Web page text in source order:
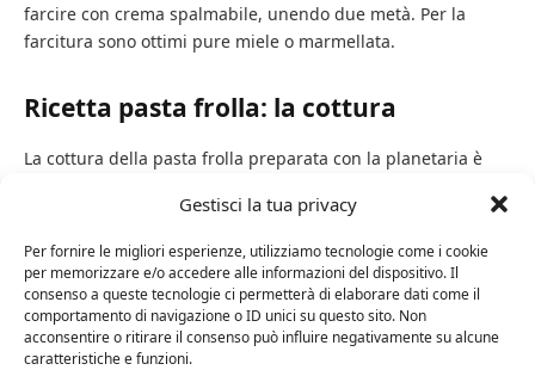
Gestisci la tua privacy
Per fornire le migliori esperienze, utilizziamo tecnologie come i cookie
per memorizzare e/o accedere alle informazioni del dispositivo. Il
consenso a queste tecnologie ci permetterà di elaborare dati come il
comportamento di navigazione o ID unici su questo sito. Non
acconsentire o ritirare il consenso può influire negativamente su alcune
caratteristiche e funzioni.
farcire con crema spalmabile, unendo due metà. Per la
farcitura sono ottimi pure miele o marmellata.
Ricetta pasta frolla: la cottura
La cottura della pasta frolla preparata con la planetaria è
pochissimi secondi per bruciare tutto. La cottura dunque va
controllata costantemente ed eseguita a una
temperatura
di 160°Cper una durata di circa 2-3 minuti. Tutto dipende,
ovviamente, dalle varie tipologie di forno. Una regola
principale però vale per tutti: la pasta frolla andrebbe tolta
non appena inizierà a dorarsi.